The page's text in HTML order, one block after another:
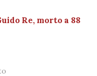
Re, morto a 88